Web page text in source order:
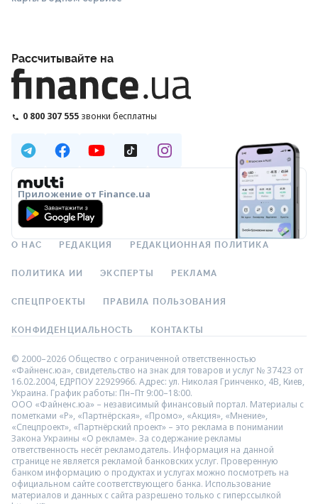
Рассчитывайте на
0 800 307 555 звонки бесплатны
Приложение от Finance.ua
О НАС РЕДАКЦИЯ РЕДАКЦИОННАЯ ПОЛИТИКА
ПОЛИТИКА ИИ ЭКСПЕРТЫ РЕКЛАМА
СПЕЦПРОЕКТЫ ПРАВИЛА ПОЛЬЗОВАНИЯ
КОНФИДЕНЦИАЛЬНОСТЬ КОНТАКТЫ
© 2000–2026 Общество с ограниченной ответственностью
«Файненс.юа», свидетельство на знак для товаров и услуг № 37423 от
16.02.2004, ЕДРПОУ 22929966. Адрес: ул. Николая Гринченко, 4В, Киев,
Украина. График работы: Пн–Пт 9:00–18:00.
ООО «Файненс.юа» – независимый финансовый портал. Материалы с
пометками «Р», «Партнёрская», «Промо», «Акция», «Мнение»,
«Спецпроект», «Партнёрский проект» – это реклама в понимании
Закона Украины «О рекламе». За содержание рекламы
ответственность несёт рекламодатель. Информация на данной
странице не является рекламой банковских услуг. Проверенную
банком информацию о продуктах и услугах можно посмотреть на
официальном сайте соответствующего банка. Использование
материалов и данных с сайта разрешено только с гиперссылкой